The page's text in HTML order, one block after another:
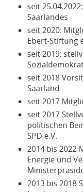
seit
Saarlandes
seit 2020:
Ebert-Stiftung
seit 2019:
seit 2018
Saarland
seit 2017
seit 2017
politischen
SPD e.V.
2014 bis 2022
Energie und
2013 bis 2018